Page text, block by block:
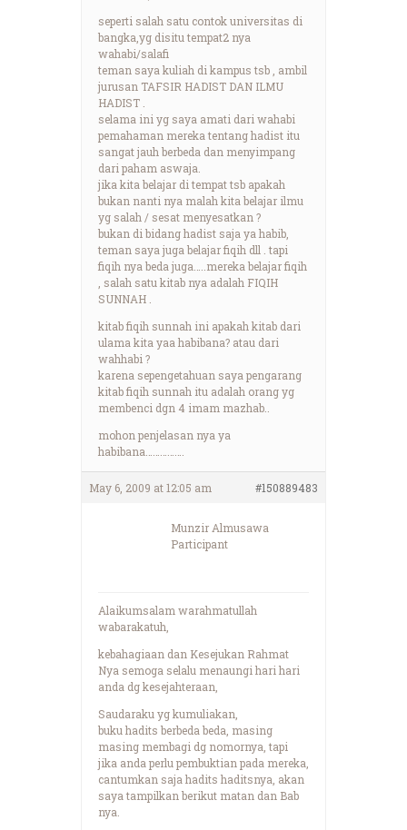
seperti salah satu contok universitas di
bangka,yg disitu tempat2 nya
wahabi/salafi
teman saya kuliah di kampus tsb , ambil
jurusan TAFSIR HADIST DAN ILMU
HADIST .
selama ini yg saya amati dari wahabi
pemahaman mereka tentang hadist itu
sangat jauh berbeda dan menyimpang
dari paham aswaja.
jika kita belajar di tempat tsb apakah
bukan nanti nya malah kita belajar ilmu
yg salah / sesat menyesatkan ?
bukan di bidang hadist saja ya habib,
teman saya juga belajar fiqih dll . tapi
fiqih nya beda juga…..mereka belajar fiqih
, salah satu kitab nya adalah FIQIH
SUNNAH .
kitab fiqih sunnah ini apakah kitab dari
ulama kita yaa habibana? atau dari
wahhabi ?
karena sepengetahuan saya pengarang
kitab fiqih sunnah itu adalah orang yg
membenci dgn 4 imam mazhab..
mohon penjelasan nya ya
habibana…………….
May 6, 2009 at 12:05 am #150889483
Munzir Almusawa
Participant
Alaikumsalam warahmatullah
wabarakatuh,
kebahagiaan dan Kesejukan Rahmat
Nya semoga selalu menaungi hari hari
anda dg kesejahteraan,
Saudaraku yg kumuliakan,
buku hadits berbeda beda, masing
masing membagi dg nomornya, tapi
jika anda perlu pembuktian pada mereka,
cantumkan saja hadits haditsnya, akan
saya tampilkan berikut matan dan Bab
nya.